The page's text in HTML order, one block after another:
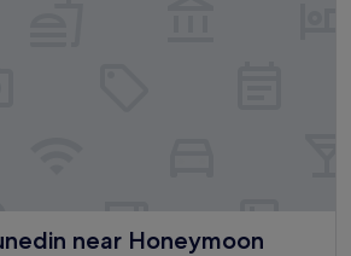
near Honeymoon
near Honeymoon Island State Park,